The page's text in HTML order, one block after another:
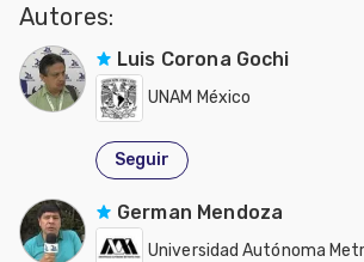
Autores:
Luis Corona Gochi
UNAM México
Seguir
German Mendoza